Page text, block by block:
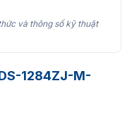
và thông số kỹ thuật
1284ZJ-M-